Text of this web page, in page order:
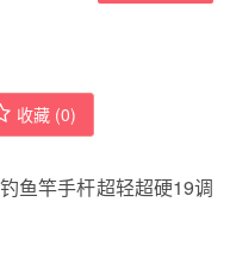
收藏 (0)